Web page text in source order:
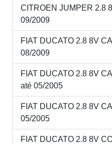
CITROEN JUMPER 2.8
09/2009
FIAT DUCATO 2.8 8V
08/2009
FIAT DUCATO 2.8 8V
até 05/2005
FIAT DUCATO 2.8 8V
05/2005
FIAT DUCATO 2.8 8V